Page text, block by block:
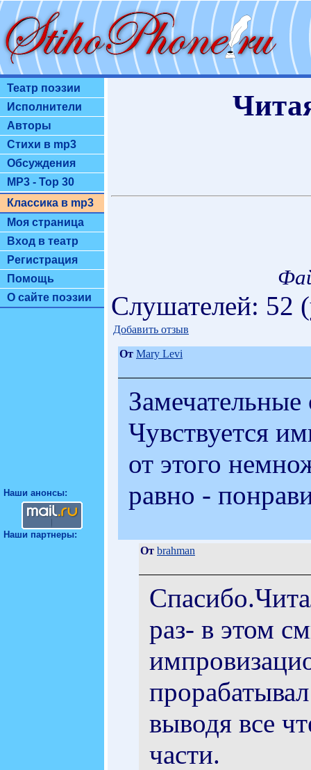
Театр поэзии
Исполнители
Авторы
Стихи в mp3
Обсуждения
MP3 - Top 30
Классика в mp3
Моя страница
Вход в театр
Регистрация
Помощь
О сайте поэзии
Наши анонсы:
Наши партнеры:
Слушателей: 52
Добавить отзыв
От Mary Levi
Замечательные
Чувствуется
от этого
равно -
От brahman
раз- в этом
выводя все
части.